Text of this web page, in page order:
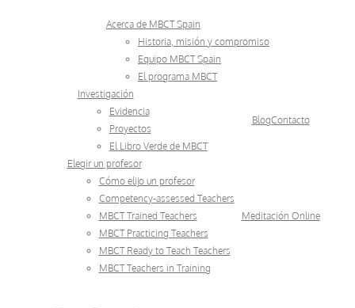
Acerca de MBCT Spain
Historia, misión y compromiso
Equipo MBCT Spain
El programa MBCT
Investigación
Evidencia
Proyectos
El Libro Verde de MBCT
BlogContacto
Elegir un profesor
Cómo elijo un profesor
Competency-assessed Teachers
MBCT Trained Teachers
MBCT Practicing Teachers
MBCT Ready to Teach Teachers
MBCT Teachers in Training
Meditación Online